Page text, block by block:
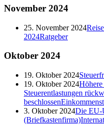
November 2024
25. November 2024
2024Ratgeber
Oktober 2024
19. Oktober 2024
19. Oktober 2024Höhere
Steuerentlastungen
beschlossen
3. Oktober 2024Die EU-
(Briefkastenfirma)